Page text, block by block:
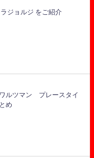
ジョルジ をご紹介
ルツマン プレースタイ
め